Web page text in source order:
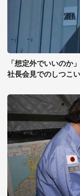
「想定外でいいのか
社長会見でのしつこ